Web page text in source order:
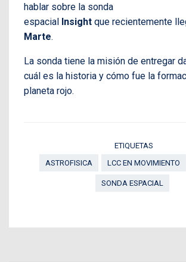
hablar sobre la sonda
espacial
Insight que recientemente
Marte.
La sonda tiene la misión de entregar
cuál es la historia y cómo fue la
planeta rojo.
ETIQUETAS
ASTROFISICA
LCC EN MOVIMIENTO
SONDA ESPACIAL